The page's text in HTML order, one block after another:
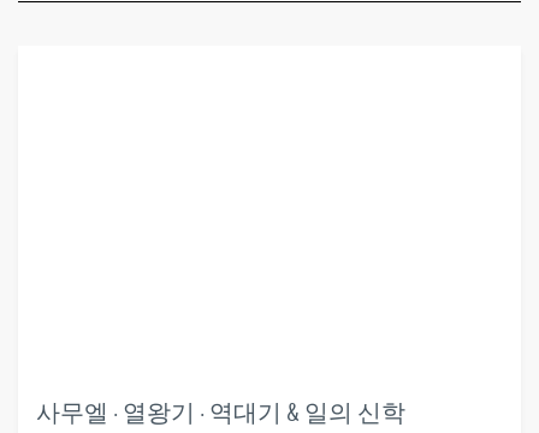
사무엘 · 열왕기 · 역대기 & 일의 신학